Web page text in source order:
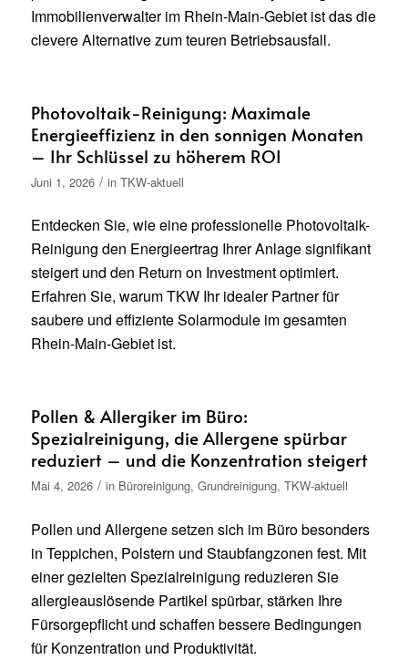
Immobilienverwalter im Rhein-Main-Gebiet ist das die
clevere Alternative zum teuren Betriebsausfall.
Photovoltaik-Reinigung: Maximale
Energieeffizienz in den sonnigen Monaten
– Ihr Schlüssel zu höherem ROI
Juni 1, 2026 / in TKW-aktuell
Entdecken Sie, wie eine professionelle Photovoltaik-
Reinigung den Energieertrag Ihrer Anlage signifikant
steigert und den Return on Investment optimiert.
Erfahren Sie, warum TKW Ihr idealer Partner für
saubere und effiziente Solarmodule im gesamten
Rhein-Main-Gebiet ist.
Pollen & Allergiker im Büro:
Spezialreinigung, die Allergene spürbar
reduziert – und die Konzentration steigert
Mai 4, 2026 / in Büroreinigung, Grundreinigung, TKW-aktuell
Pollen und Allergene setzen sich im Büro besonders
in Teppichen, Polstern und Staubfangzonen fest. Mit
einer gezielten Spezialreinigung reduzieren Sie
allergieauslösende Partikel spürbar, stärken Ihre
Fürsorgepflicht und schaffen bessere Bedingungen
für Konzentration und Produktivität.